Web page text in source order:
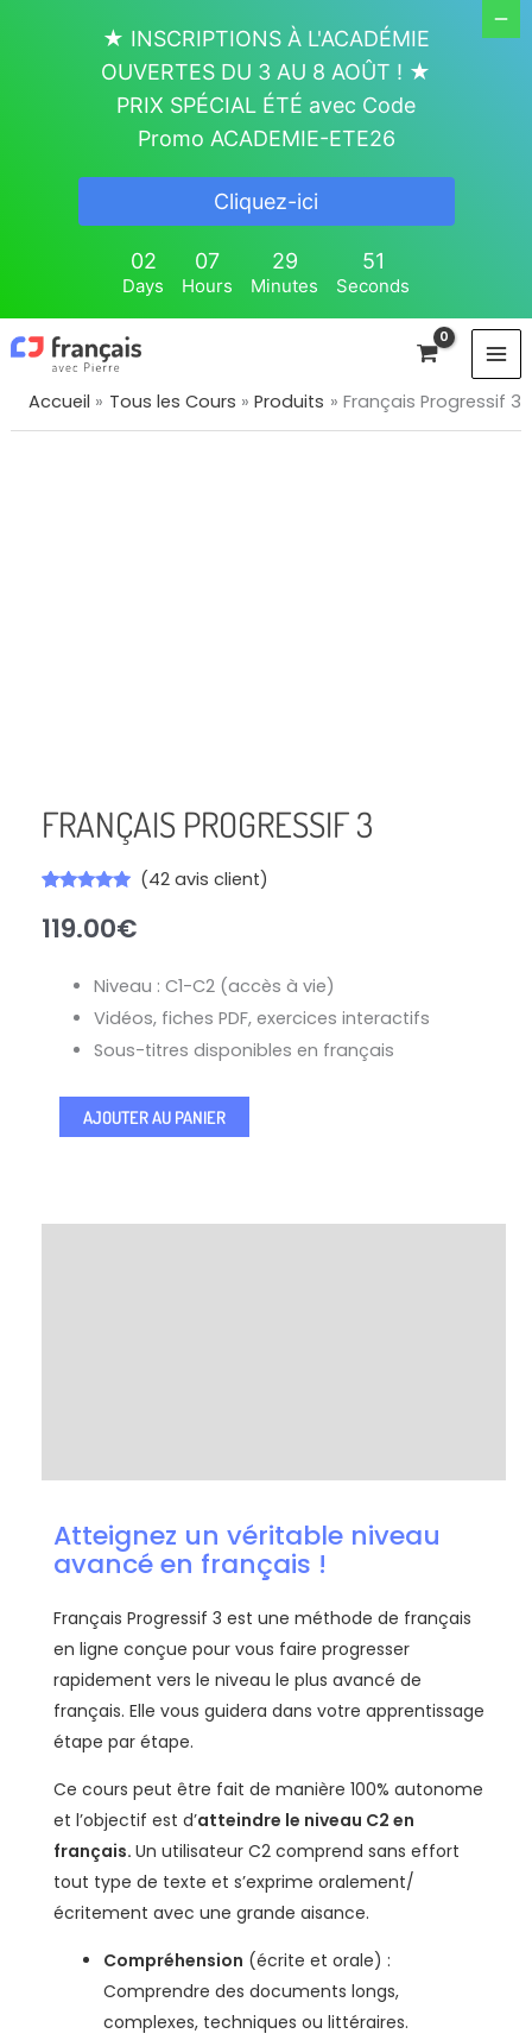
Accueil Tous les Cours Produits Français Progressif 3
FRANÇAIS PROGRESSIF 3
sur 5
basé sur
(42 avis client)
119.00€
Niveau : C1-C2 (accès à vie)
Vidéos, fiches PDF, exercices interactifs
Sous-titres disponibles en français
AJOUTER AU PANIER
Atteignez un véritable niveau
avancé en français !
Français Progressif 3 est une méthode de français
en ligne conçue pour vous faire progresser
rapidement vers le niveau le plus avancé de
français. Elle vous guidera dans votre apprentissage
étape par étape.
Ce cours peut être fait de manière 100% autonome
et l’objectif est d’atteindre le niveau C2 en
français.Un utilisateur C2 comprend sans effort
tout type de texte et s’exprime oralement/
écritement avec une grande aisance.
Compréhension (écrite et orale) :
Comprendre des documents longs,
complexes, techniques ou littéraires.
★ INSCRIPTIONS À L'ACADÉMIE
OUVERTES DU 3 AU 8 AOÛT ! ★
PRIX SPÉCIAL ÉTÉ avec Code
Promo ACADEMIE-ETE26
Cliquez-ici
02
Days
07
Hours
29
Minutes
49
Seconds